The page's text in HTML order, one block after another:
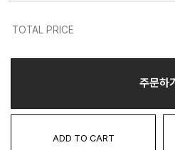
TOTAL PRICE
주문하기
ADD TO CART